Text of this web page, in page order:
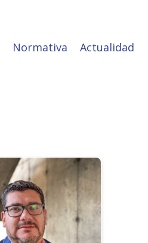
Normativa Actualidad